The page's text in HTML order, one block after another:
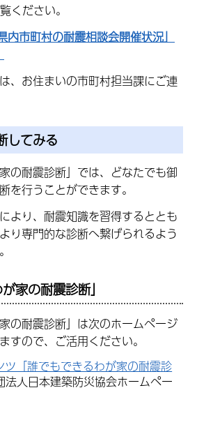
ください。
内市町村の耐震相談会開催状況」
、お住まいの市町村担当課にご連
してみる
の耐震診断」では、どなたでも御
を行うことができます。
より、耐震知識を習得するととも
り専門的な診断へ繋げられるよう
家の耐震診断」
の耐震診断」は次のホームページ
すので、ご活用ください。
ツ「誰でもできるわが家の耐震診
法人日本建築防災協会ホームペー